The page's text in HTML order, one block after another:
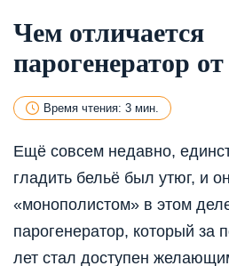
Чем отличается
парогенератор
Время чтения: 3 мин.
Ещё совсем недавно,
гладить бельё был утюг, и
«монополистом» в этом
парогенератор, который за
лет стал доступен